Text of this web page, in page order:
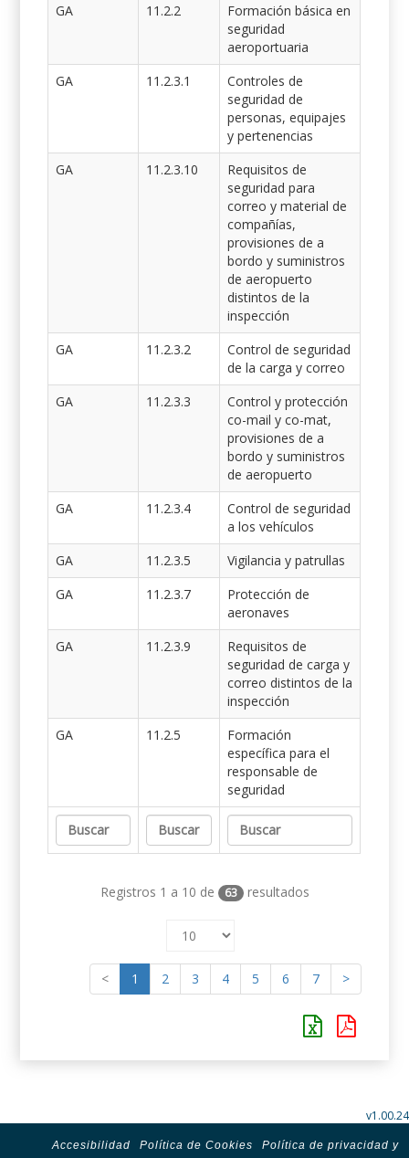
GA
11.2.2
Formación básica en
seguridad
aeroportuaria
GA
11.2.3.1
Controles de
seguridad de
personas, equipajes
y pertenencias
GA
11.2.3.10
Requisitos de
seguridad para
correo y material de
compañías,
provisiones de a
bordo y suministros
de aeropuerto
distintos de la
inspección
GA
11.2.3.2
Control de seguridad
de la carga y correo
GA
11.2.3.3
Control y protección
co-mail y co-mat,
provisiones de a
bordo y suministros
de aeropuerto
GA
11.2.3.4
Control de seguridad
a los vehículos
GA
11.2.3.5
Vigilancia y patrullas
GA
11.2.3.7
Protección de
aeronaves
GA
11.2.3.9
Requisitos de
seguridad de carga y
correo distintos de la
inspección
GA
11.2.5
Formación
específica para el
responsable de
seguridad
Registros 1 a 10 de 63 resultados
< 1 2 3 4 5 6 7 >
v1.00.24
Accesibilidad Política de Cookies
Política de privacidad y